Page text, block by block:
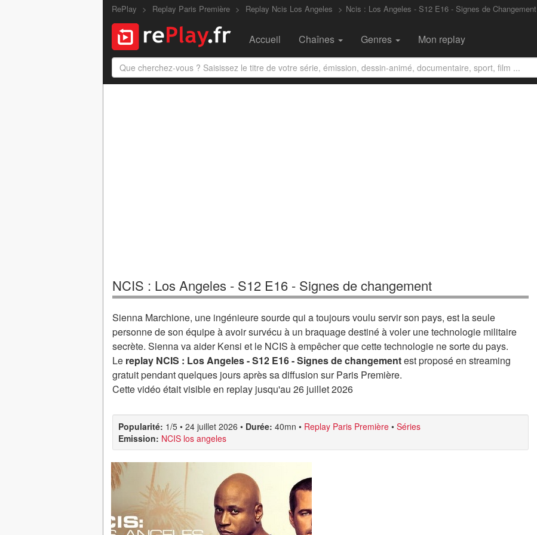
RePlay Replay Paris Première Replay Ncis Los Angeles Ncis : Los Angeles - S12 E16 - Signes de Changement
Accueil Chaînes Genres Mon replay
NCIS : Los Angeles - S12 E16 - Signes de changement
Sienna Marchione, une ingénieure sourde qui a toujours voulu servir son pays, est la seule
personne de son équipe à avoir survécu à un braquage destiné à voler une technologie militaire
secrète. Sienna va aider Kensi et le NCIS à empêcher que cette technologie ne sorte du pays.
Le replay NCIS : Los Angeles - S12 E16 - Signes de changementest proposé en streaming
gratuit pendant quelques jours après sa diffusion sur Paris Première.
Cette vidéo était visible en replay jusqu'au 26 juillet 2026
Popularité: 1/5 • 24 juillet 2026 • Durée: 40mn • Replay Paris Première • Séries
Emission: NCIS los angeles